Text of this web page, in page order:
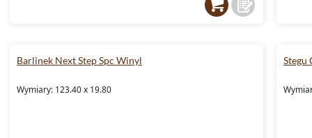
Barlinek Next Step Spc Winyl
Wymiary: 123.40 x 19.80
Stegu